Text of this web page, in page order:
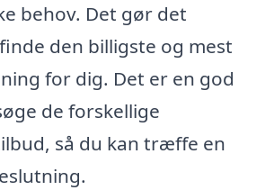
behov. Det gør det
den billigste og mest
for dig. Det er en god
de forskellige
så du kan træffe en